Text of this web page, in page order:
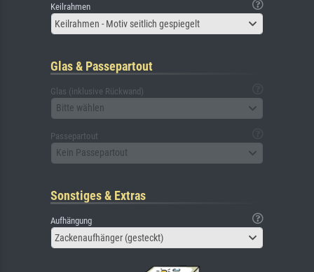
Keilrahmen
Keilrahmen - Motiv seitlich gespiegelt
Glas & Passepartout
Glas (inklusive Rückwand)
Bitte wählen
Passepartout
Kein Passepartout
Sonstiges & Extras
Aufhängung
Zackenaufhänger (gesteckt)